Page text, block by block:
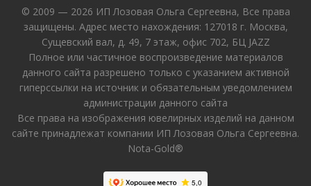
© 2009 — 2026 ИП Лозовая Ольга Сергеевна, Все права
защищены. Адрес место нахождения: 127018 г. Москва,
Сущевский вал, д. 49, 7 этаж, офис 702, БЦ JAZZ
Полное или частичное воспроизведение материалов
данного сайта разрешено только с указанием активной
гиперссылки на источник и обязательным уведомлением
администрации данного сайта
Все права на изображения ювелирных изделий на данном
сайте принадлежат компании ИП Лозовая Ольга Сергеевна.
Nota-Gold®